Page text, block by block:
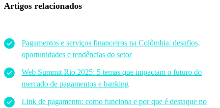
Artigos relacionados
Pagamentos e serviços financeiros na Colômbia: desafios,
oportunidades e tendências do setor
Web Summit Rio 2025: 5 temas que impactam o futuro do
mercado de pagamentos e banking
Link de pagamento: como funciona e por que é destaque no